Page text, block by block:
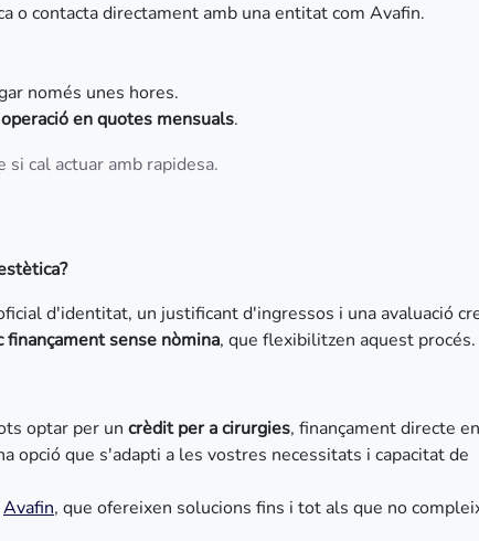
o contacta directament amb una entitat com Avafin.
només unes hores.
en quotes mensuals.
cal actuar amb rapidesa.
d'identitat, un justificant d'ingressos i una avaluació
sense nòmina, que flexibilitzen aquest procés.
optar per un crèdit per a cirurgies, finançament directe en
opció que s'adapti a les vostres necessitats i capacitat de
Avafin, que ofereixen solucions fins i tot als que no